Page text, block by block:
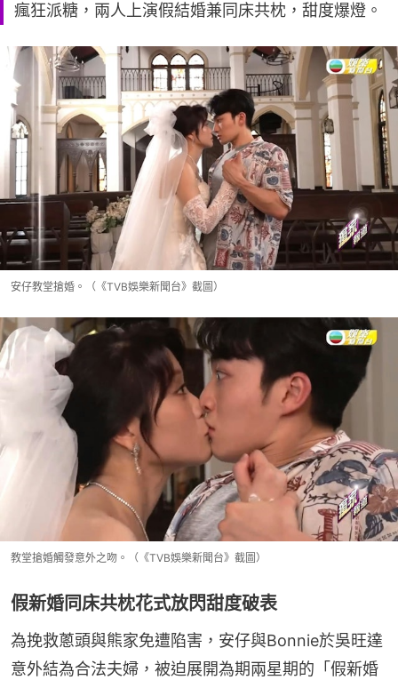
瘋狂派糖，兩人上演假結婚兼同床共枕，甜度爆燈。
安仔教堂搶婚。（《TVB娛樂新聞台》截圖）
教堂搶婚觸發意外之吻。（《TVB娛樂新聞台》截圖）
假新婚同床共枕花式放閃甜度破表
為挽救蔥頭與熊家免遭陷害，安仔與Bonnie於吳旺達
意外結為合法夫婦，被迫展開為期兩星期的「假新婚